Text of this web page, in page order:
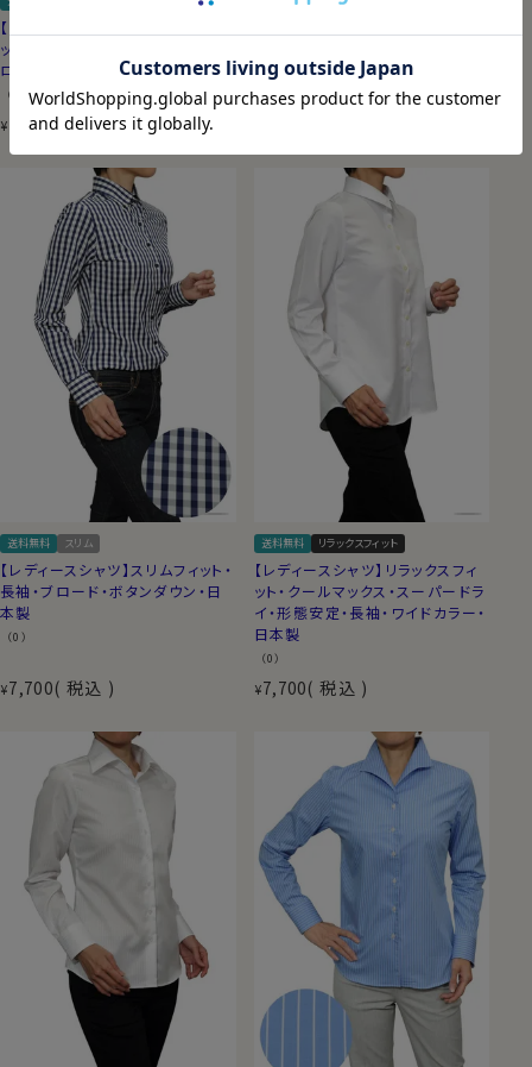
【レディースシャツ】ナチュラルフィ
ット・長袖・プレミアムコットン・ブ
ロード・イタリアンカラー
（0）
¥ 7,700 税込
定・イタリアンカラー
（0）
送料無料 スリム
【レディースシャツ】スリムフィット・
長袖・ブロード・ボタンダウン・日
本製
（0）
¥7,700 税込
送料無料 リラックスフィット
【レディースシャツ】リラックスフィ
ット・クールマックス・スーパードラ
イ・形態安定・長袖・ワイドカラー・
日本製
（0）
¥7,700 税込